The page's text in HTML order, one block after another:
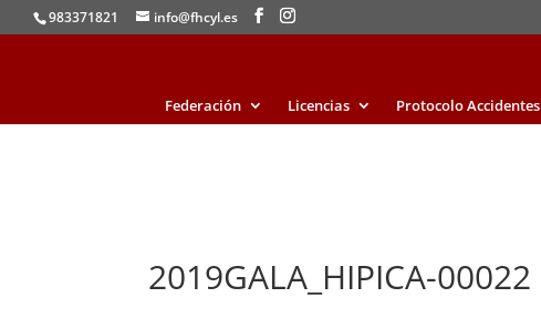
983371821 info@fhcyl.es
Federación Licencias Protocolo Accidentes
2019GALA_HIPICA-00022